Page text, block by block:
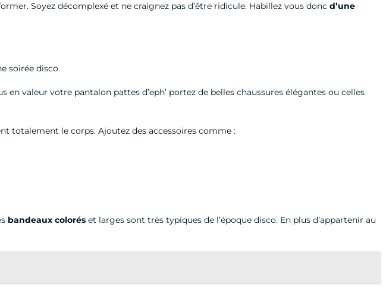
Soyez décomplexé et ne craignez pas d’être ridicule. Habillez vous doncd’une
soirée disco.
valeur votre pantalon pattes d’eph’ portez de belles chaussures élégantes ou celles
totalement le corps. Ajoutez des accessoires comme :
bandeaux colorés et larges sont très typiques de l’époque disco. En plus d’appartenir au